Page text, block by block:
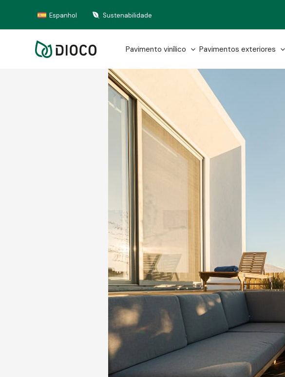
content
Espanhol Sustenabilidade
Pavimento vinílico Pavimentos exteriores